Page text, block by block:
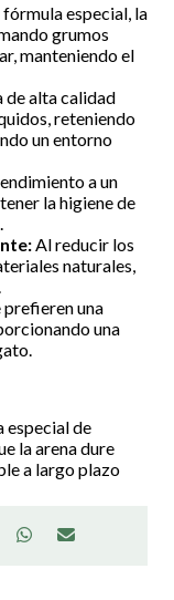
fórmula especial, la
grumos
manteniendo el
de alta calidad
reteniendo
un entorno
a un
la higiene de
Al reducir los
naturales,
prefieren una
una
especial de
la arena dure
a largo plazo